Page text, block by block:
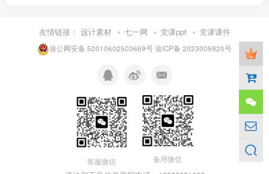
友情链接： 设计素材 七一网 党课ppt 党课课件
渝公网安备 50010602503669号渝ICP备 2023005920号
客服微信 备用微信